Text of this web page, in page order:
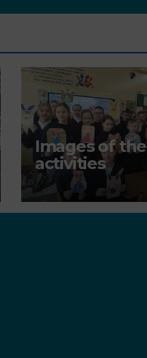
Images of the
activities